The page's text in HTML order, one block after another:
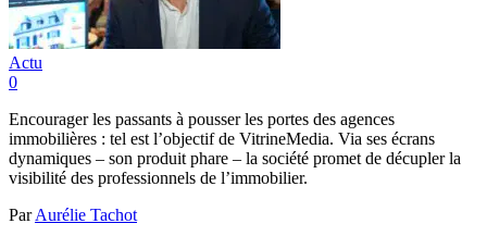
Actu
0
Encourager les passants à pousser les portes des agences
immobilières : tel est l’objectif de VitrineMedia. Via ses écrans
dynamiques – son produit phare – la société promet de décupler la
visibilité des professionnels de l’immobilier.
ParAurélie Tachot